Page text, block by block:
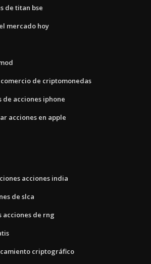
de titan bse
mercado hoy
de criptomonedas
acciones iphone
acciones en apple
acciones india
de slca
acciones de rng
criptográfico